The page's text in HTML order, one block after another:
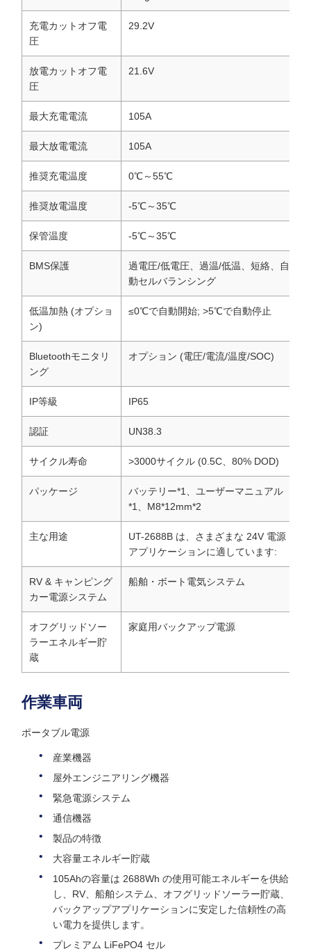
充電カットオフ電
圧
29.2V
放電カットオフ電
圧
21.6V
最大充電電流 105A
最大放電電流 105A
推奨充電温度 0℃～55℃
推奨放電温度 -5℃～35℃
保管温度 -5℃～35℃
BMS保護
過電圧/低電圧、過温/低温、短絡、自
動セルバランシング
低温加熱 (オプショ
ン)
≤0℃で自動開始; >5℃で自動停止
Bluetoothモニタリ
ング
オプション (電圧/電流/温度/SOC)
IP等級 IP65
認証 UN38.3
サイクル寿命 >3000サイクル (0.5C、80% DOD)
パッケージ
バッテリー*1、ユーザーマニュアル
*1、M8*12mm*2
主な用途
UT-2688B は、さまざまな 24V 電源
アプリケーションに適しています:
RV & キャンピング
カー電源システム
船舶・ボート電気システム
オフグリッドソー
ラーエネルギー貯
蔵
家庭用バックアップ電源
作業車両
ポータブル電源
産業機器
屋外エンジニアリング機器
緊急電源システム
通信機器
製品の特徴
大容量エネルギー貯蔵
105Ahの容量は 2688Wh の使用可能エネルギーを供給
し、RV、船舶システム、オフグリッドソーラー貯蔵、
バックアップアプリケーションに安定した信頼性の高
い電力を提供します。
プレミアム LiFePO4 セル